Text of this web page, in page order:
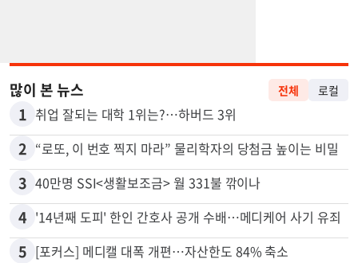
많이 본 뉴스 전체 로컬
1 취업 잘되는 대학 1위는?…하버드 3위
2 “로또, 이 번호 찍지 마라” 물리학자의 당첨금 높이는 비밀
3 40만명 SSI<생활보조금> 월 331불 깎이나
4 '14년째 도피' 한인 간호사 공개 수배…메디케어 사기 유죄
5 [포커스] 메디캘 대폭 개편…자산한도 84% 축소